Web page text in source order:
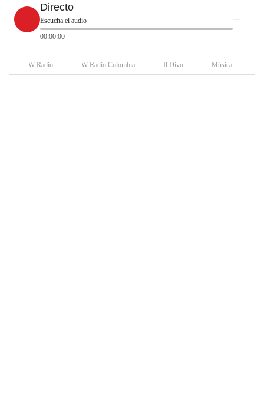
Directo
Escucha el audio
00:00:00
W Radio W Radio Colombia Il Divo Música